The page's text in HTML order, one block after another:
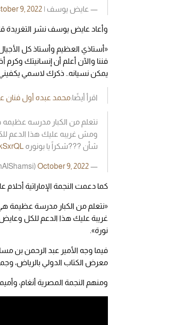
— عايض يوسف | Ayedh yousef (@ay12dy) 9, 2022
وأعاد عايض يوسف نشر التغريدة
«أستاذي العظيم وأستاذ كل
فننا والآن أعلم أن إنسانيتك
يمكن نسيانه.. ذكرك لاسمي
اقرأ أيضًا:محمد عبده أول فنان
نتعلم من الكبار مدرسه
ومش غريبه عليك هذا الدعم
شأن ???شكراً يا بونوره
— A H L A M ~ ♥️ AAA ♥️ (@AhlamAlShamsi)
October 9, 2022
كما دعمت النجمة الإماراتية
«نتعلم من الكبار مدرسة
غريبة عليك هذا الدعم للكل
نورة».
فيما وجه الأمير عبد الرحمن بن
معرض الكتاب الدولي بالرياض،
ومنهم النجمة المصرية أنغام،